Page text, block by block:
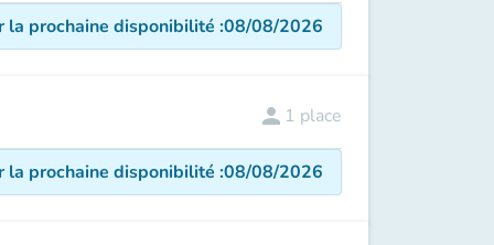
la prochaine disponibilité :08/08/2026
person 1 place
la prochaine disponibilité :08/08/2026